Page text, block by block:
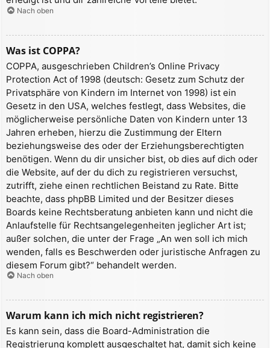
Nach oben
Was ist COPPA?
COPPA, ausgeschrieben Children’s Online Privacy
Protection Act of 1998 (deutsch: Gesetz zum Schutz der
Privatsphäre von Kindern im Internet von 1998) ist ein
Gesetz in den USA, welches festlegt, dass Websites, die
möglicherweise persönliche Daten von Kindern unter 13
Jahren erheben, hierzu die Zustimmung der Eltern
beziehungsweise des oder der Erziehungsberechtigten
benötigen. Wenn du dir unsicher bist, ob dies auf dich oder
die Website, auf der du dich zu registrieren versuchst,
zutrifft, ziehe einen rechtlichen Beistand zu Rate. Bitte
beachte, dass phpBB Limited und der Besitzer dieses
Boards keine Rechtsberatung anbieten kann und nicht die
Anlaufstelle für Rechtsangelegenheiten jeglicher Art ist;
außer solchen, die unter der Frage „An wen soll ich mich
wenden, falls es Beschwerden oder juristische Anfragen zu
diesem Forum gibt?“ behandelt werden.
Nach oben
Warum kann ich mich nicht registrieren?
Es kann sein, dass die Board-Administration die
Registrierung komplett ausgeschaltet hat, damit sich keine